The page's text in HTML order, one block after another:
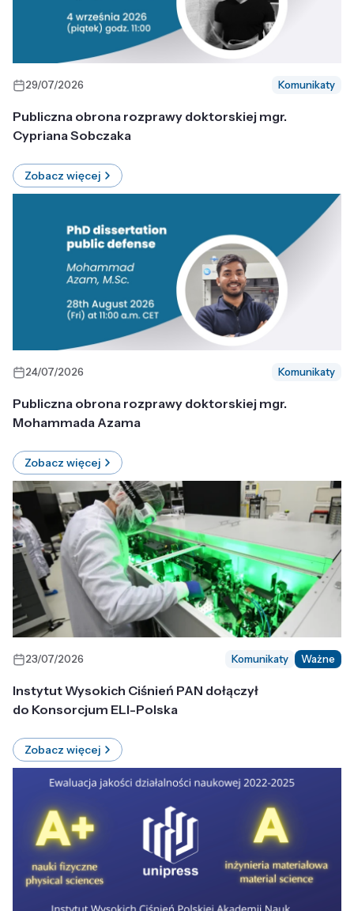
29/07/2026 Komunikaty
Publiczna obrona rozprawy doktorskiej mgr.
Cypriana Sobczaka
Zobacz więcej
24/07/2026 Komunikaty
Publiczna obrona rozprawy doktorskiej mgr.
Mohammada Azama
Zobacz więcej
23/07/2026 Komunikaty Ważne
Instytut Wysokich Ciśnień PAN dołączył
do Konsorcjum ELI-Polska
Zobacz więcej